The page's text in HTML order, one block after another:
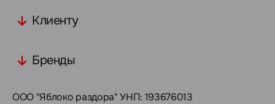
Клиенту
Бренды
ООО "Яблоко раздора" УНП: 193676013